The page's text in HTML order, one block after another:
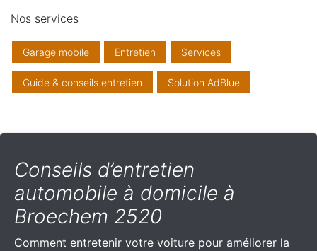
Nos services
Garage mobile Entretien Services
Guide & conseils entretien Solution AdBlue
Conseils d’entretien
automobile à domicile à
Broechem 2520
Comment entretenir votre voiture pour améliorer la